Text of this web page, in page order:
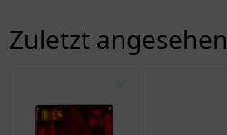
Zuletzt angesehen
✅